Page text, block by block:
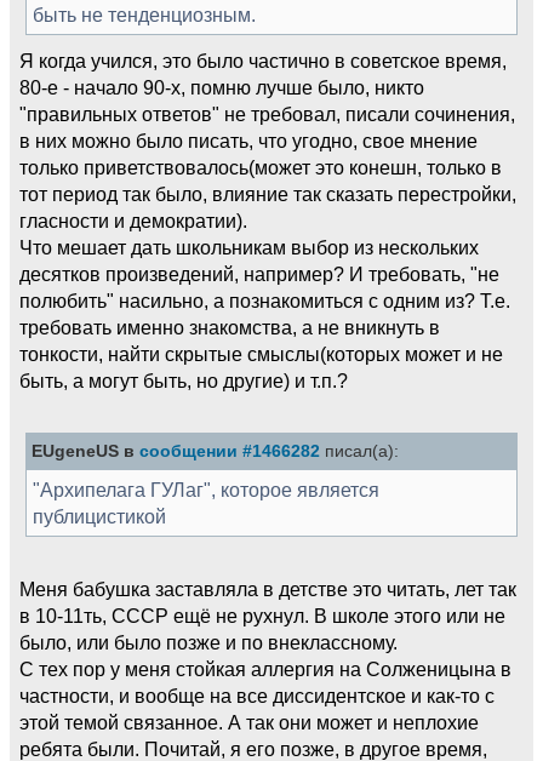
быть не тенденциозным.
Я когда учился, это было частично в советское время,
80-е - начало 90-х, помню лучше было, никто
"правильных ответов" не требовал, писали сочинения,
в них можно было писать, что угодно, свое мнение
только приветствовалось(может это конешн, только в
тот период так было, влияние так сказать перестройки,
гласности и демократии).
Что мешает дать школьникам выбор из нескольких
десятков произведений, например? И требовать, "не
полюбить" насильно, а познакомиться с одним из? Т.е.
требовать именно знакомства, а не вникнуть в
тонкости, найти скрытые смыслы(которых может и не
быть, а могут быть, но другие) и т.п.?
EUgeneUS в сообщении #1466282 писал(а):
"Архипелага ГУЛаг", которое является
публицистикой
Меня бабушка заставляла в детстве это читать, лет так
в 10-11ть, СССР ещё не рухнул. В школе этого или не
было, или было позже и по внеклассному.
С тех пор у меня стойкая аллергия на Солженицына в
частности, и вообще на все диссидентское и как-то с
этой темой связанное. А так они может и неплохие
ребята были. Почитай, я его позже, в другое время,